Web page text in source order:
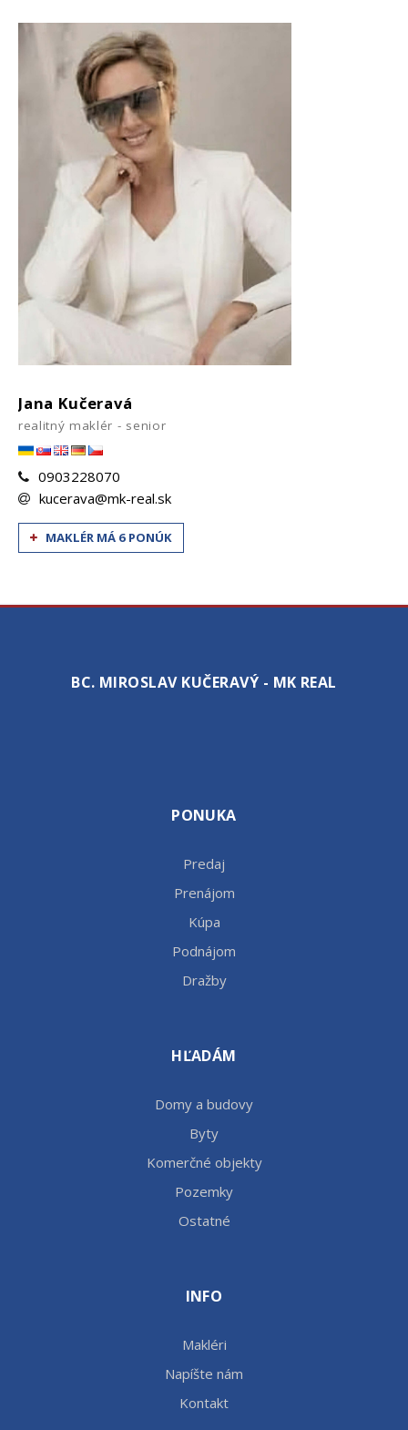
Jana Kučeravá
realitný maklér - senior
0903228070
kucerava@mk-real.sk
MAKLÉR MÁ 6 PONÚK
BC. MIROSLAV KUČERAVÝ - MK REAL
PONUKA
Predaj
Prenájom
Kúpa
Podnájom
Dražby
HĽADÁM
Domy a budovy
Byty
Komerčné objekty
Pozemky
Ostatné
INFO
Makléri
Napíšte nám
Kontakt